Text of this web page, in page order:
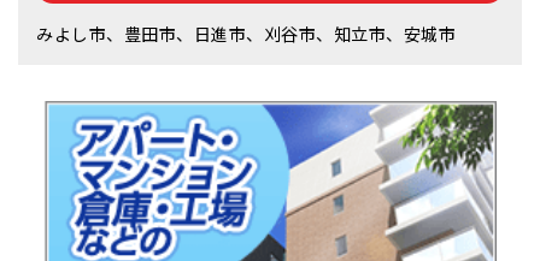
みよし市、豊田市、日進市、刈谷市、知立市、安城市